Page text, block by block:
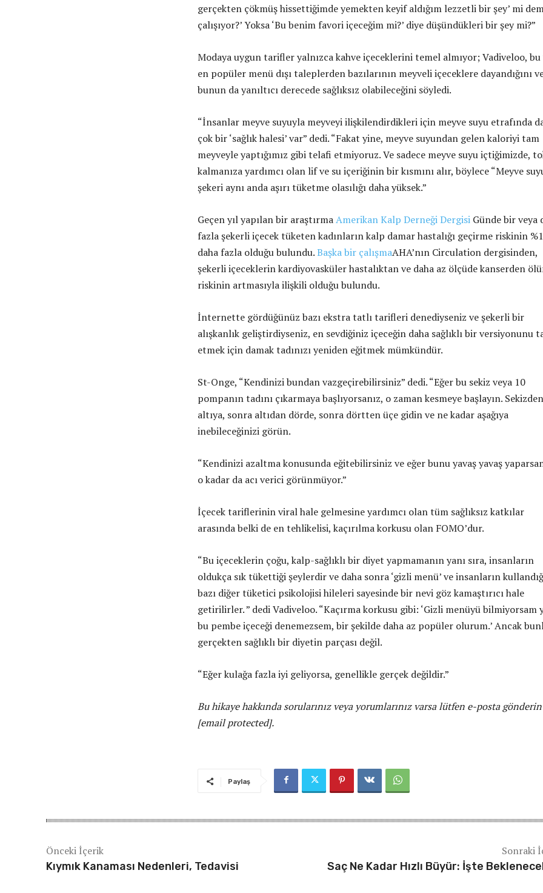
gerçekten çökmüş hissettiğimde yemekten keyif aldığım lezzetli bir şey’ mi
çalışıyor?’ Yoksa ‘Bu benim favori içeceğim mi?’ diye düşündükleri bir şey mi?”
Modaya uygun tarifler yalnızca kahve içeceklerini temel almıyor; Vadiveloo, bu
en popüler menü dışı taleplerden bazılarının meyveli içeceklere dayandığını
bunun da yanıltıcı derecede sağlıksız olabileceğini söyledi.
“İnsanlar meyve suyuyla meyveyi ilişkilendirdikleri için meyve suyu etrafında
çok bir ‘sağlık halesi’ var” dedi. “Fakat yine, meyve suyundan gelen kaloriyi tam
meyveyle yaptığımız gibi telafi etmiyoruz. Ve sadece meyve suyu içtiğimizde,
kalmanıza yardımcı olan lif ve su içeriğinin bir kısmını alır, böylece “Meyve
şekeri aynı anda aşırı tüketme olasılığı daha yüksek.”
Geçen yıl yapılan bir araştırmaAmerikan Kalp Derneği Dergisi Günde bir veya
fazla şekerli içecek tüketen kadınların kalp damar hastalığı geçirme riskinin
daha fazla olduğu bulundu.Başka bir çalışmaAHA’nın Circulation dergisinden,
şekerli içeceklerin kardiyovasküler hastalıktan ve daha az ölçüde kanserden
riskinin artmasıyla ilişkili olduğu bulundu.
İnternette gördüğünüz bazı ekstra tatlı tarifleri denediyseniz ve şekerli bir
alışkanlık geliştirdiyseniz, en sevdiğiniz içeceğin daha sağlıklı bir versiyonunu
etmek için damak tadınızı yeniden eğitmek mümkündür.
St-Onge, “Kendinizi bundan vazgeçirebilirsiniz” dedi. “Eğer bu sekiz veya 10
pompanın tadını çıkarmaya başlıyorsanız, o zaman kesmeye başlayın. Sekizden
altıya, sonra altıdan dörde, sonra dörtten üçe gidin ve ne kadar aşağıya
inebileceğinizi görün.
“Kendinizi azaltma konusunda eğitebilirsiniz ve eğer bunu yavaş yavaş
o kadar da acı verici görünmüyor.”
İçecek tariflerinin viral hale gelmesine yardımcı olan tüm sağlıksız katkılar
arasında belki de en tehlikelisi, kaçırılma korkusu olan FOMO’dur.
“Bu içeceklerin çoğu, kalp-sağlıklı bir diyet yapmamanın yanı sıra, insanların
oldukça sık tükettiği şeylerdir ve daha sonra ‘gizli menü’ ve insanların
bazı diğer tüketici psikolojisi hileleri sayesinde bir nevi göz kamaştırıcı hale
getirilirler. ” dedi Vadiveloo. “Kaçırma korkusu gibi: ‘Gizli menüyü bilmiyorsam
bu pembe içeceği denemezsem, bir şekilde daha az popüler olurum.’ Ancak
gerçekten sağlıklı bir diyetin parçası değil.
“Eğer kulağa fazla iyi geliyorsa, genellikle gerçek değildir.”
Bu hikaye hakkında sorularınız veya yorumlarınız varsa lütfen e-posta gönderin
[email protected].
Paylaş
Önceki İçerik
Kıymık Kanaması Nedenleri, Tedavisi
Sonraki
Saç Ne Kadar Hızlı Büyür: İşte